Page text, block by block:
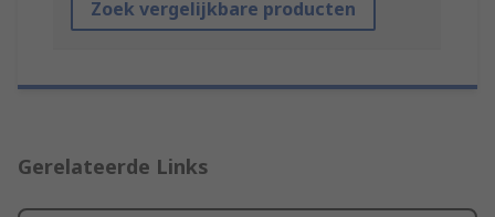
Zoek vergelijkbare producten
Gerelateerde Links